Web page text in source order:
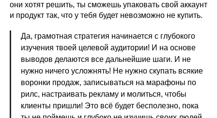
они хотят решить, ты сможешь упаковать свой аккаунт
и продукт так, что у тебя будет невозможно не купить.
Да, грамотная стратегия начинается с глубокого
изучения твоей целевой аудитории! И на основе
выводов делаются все дальнейшие шаги. И не
нужно ничего усложнять! Не нужно скупать всякие
воронки продаж, записываться на марафоны по
рилс, настраивать рекламу и молиться, чтобы
клиенты пришли! Это всё будет бесполезно, пока